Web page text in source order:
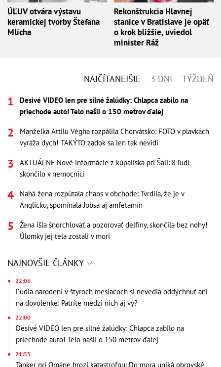
ÚĽUV otvára výstavu
keramickej tvorby Štefana
Mlícha
Rekonštrukcia Hlavnej
stanice v Bratislave je opäť
o krok bližšie, uviedol
minister Ráž
NAJČÍTANEJŠIE 3 DNI TÝŽDEŇ
Desivé VIDEO len pre silné žalúdky: Chlapca zabilo na
priechode auto! Telo našli o 150 metrov ďalej
Manželka Attilu Végha rozpálila Chorvátsko: FOTO v plavkách
vyráža dych! TAKÝTO zadok sa len tak nevidí
AKTUÁLNE Nové informácie z kúpaliska pri Šali: 8 ľudí
skončilo v nemocnici
Nahá žena rozpútala chaos v obchode: Tvrdila, že je v
Anglicku, spomínala Jobsa aj amfetamín
Žena išla šnorchlovať a pozorovať delfíny, skončila bez nohy!
Úlomky jej tela zostali v mori
NAJNOVŠIE ČLÁNKY
22:06
Ľudia narodení v štyroch mesiacoch si nevedia oddýchnuť ani
na dovolenke: Patríte medzi nich aj vy?
22:00
Desivé VIDEO len pre silné žalúdky: Chlapca zabilo na
priechode auto! Telo našli o 150 metrov ďalej
21:55
Tanker pri Ománe hrozí katastrofou: Do mora uniká obrovské